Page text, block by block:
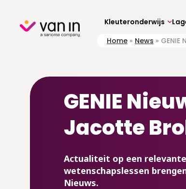
content Kleuteronderwijs
Home » News »
GENIE
Jacotte
Actualiteit op een
wetenschapslessen
Nieuws.